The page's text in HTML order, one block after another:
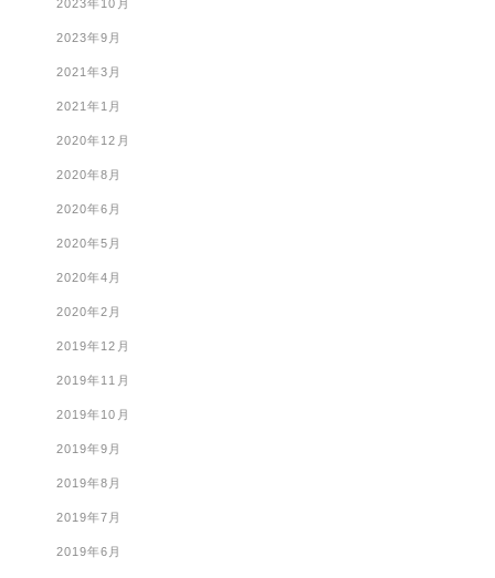
2023年10月
2023年9月
2021年3月
2021年1月
2020年12月
2020年8月
2020年6月
2020年5月
2020年4月
2020年2月
2019年12月
2019年11月
2019年10月
2019年9月
2019年8月
2019年7月
2019年6月